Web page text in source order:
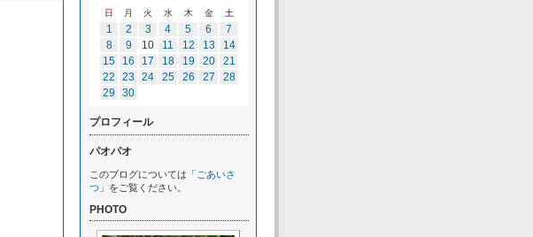
日 月 火 水 木 金 土
1 2 3 4 5 6
7
8
9 10 11 12 13
14
15
16 17 18 19 20
21
22
23 24 25 26 27
28
29
30
プロフィール
パオパオ
このブログについては「 ごあいさ
つ 」をご覧ください。
PHOTO